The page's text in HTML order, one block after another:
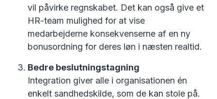
vil påvirke regnskabet. Det kan også give et
HR-team mulighed for at vise
medarbejderne konsekvenserne af en ny
bonusordning for deres løn i næsten realtid.
Bedre beslutningstagning
Integration giver alle i organisationen én
enkelt sandhedskilde, som de kan stole på.